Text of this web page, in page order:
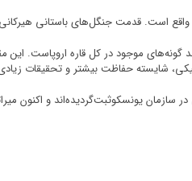
عرصه‌های جنگلی در حدود یک درصد جنگل‌های اروپاست ولی تعداد گونه‌های
شایسته حفاظت بیشتر و تحقیقات
هستند که در سال ۲۰۱۹ به عنوان میراث‌طبیعی جهانی در